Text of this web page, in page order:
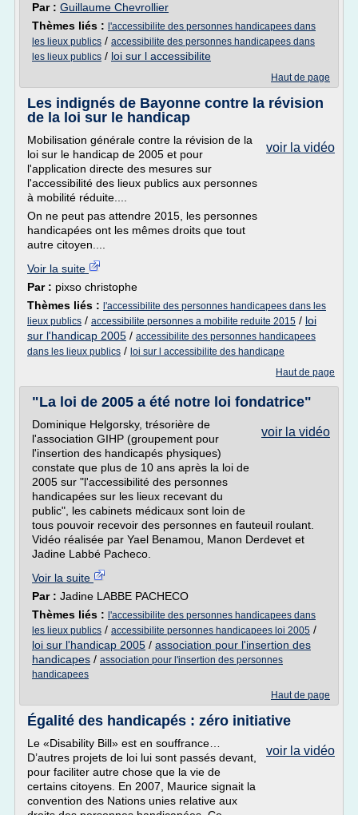
Par : Guillaume Chevrollier
Thèmes liés : l'accessibilite des personnes handicapees dans
les lieux publics / accessibilite des personnes handicapees dans
les lieux publics / loi sur l accessibilite
Haut de page
Les indignés de Bayonne contre la révision
de la loi sur le handicap
voir la vidéo
Mobilisation générale contre la révision de la
loi sur le handicap de 2005 et pour
l'application directe des mesures sur
l'accessibilité des lieux publics aux personnes
à mobilité réduite....
On ne peut pas attendre 2015, les personnes
handicapées ont les mêmes droits que tout
autre citoyen....
Voir la suite
Par : pixso christophe
Thèmes liés : l'accessibilite des personnes handicapees dans les
lieux publics / accessibilite personnes a mobilite reduite 2015 / loi
sur l'handicap 2005 / accessibilite des personnes handicapees
dans les lieux publics / loi sur l accessibilite des handicape
Haut de page
"La loi de 2005 a été notre loi fondatrice"
voir la vidéo
Dominique Helgorsky, trésorière de
l'association GIHP (groupement pour
l'insertion des handicapés physiques)
constate que plus de 10 ans après la loi de
2005 sur "l'accessibilité des personnes
handicapées sur les lieux recevant du
public", les cabinets médicaux sont loin de
tous pouvoir recevoir des personnes en fauteuil roulant.
Vidéo réalisée par Yael Benamou, Manon Derdevet et
Jadine Labbé Pacheco.
Voir la suite
Par : Jadine LABBE PACHECO
Thèmes liés : l'accessibilite des personnes handicapees dans
les lieux publics / accessibilite personnes handicapees loi 2005 /
loi sur l'handicap 2005 / association pour l'insertion des
handicapes / association pour l'insertion des personnes
handicapees
Haut de page
Égalité des handicapés : zéro initiative
voir la vidéo
Le «Disability Bill» est en souffrance…
D’autres projets de loi lui sont passés devant,
pour faciliter autre chose que la vie de
certains citoyens. En 2007, Maurice signait la
convention des Nations unies relative aux